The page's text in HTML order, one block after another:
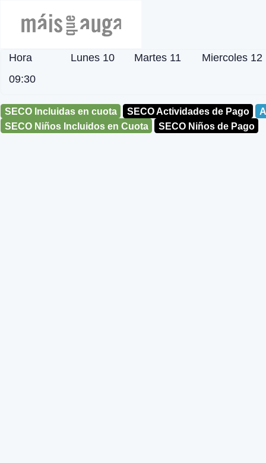
Hora Lunes 10 Martes 11
Miercoles 12
09:30
SECO Incluidas en cuota SECO Actividades de Pago
SECO Niños Incluidos en Cuota
SECO Niños de Pago